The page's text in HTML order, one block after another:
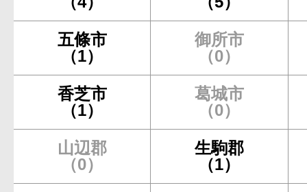
五條市
（1）
御所市
（0）
香芝市
（1）
葛城市
（0）
山辺郡
（0）
生駒郡
（1）